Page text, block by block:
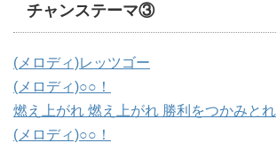
チャンステーマ③
(メロディ)レッツゴー
(メロディ)○○！
燃え上がれ 燃え上がれ 勝利をつかみとれ
(メロディ)○○！